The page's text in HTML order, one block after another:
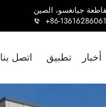
+86-13616286061
أخبار تطبيق اتصل بنا